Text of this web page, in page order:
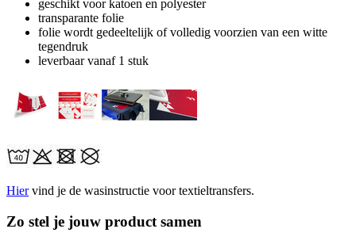
geschikt voor katoen en polyester
transparante folie
folie wordt gedeeltelijk of volledig voorzien van een witte
tegendruk
leverbaar vanaf 1 stuk
Hiervind je de wasinstructie voor textieltransfers.
Zo stel je jouw product samen